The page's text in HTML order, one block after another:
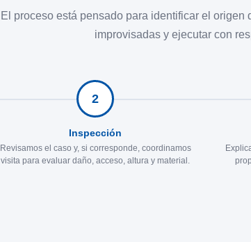
El proceso está pensado para identificar el origen
improvisadas y ejecutar con
2
Inspección
Revisamos el caso y, si corresponde, coordinamos
visita para evaluar daño, acceso, altura y material.